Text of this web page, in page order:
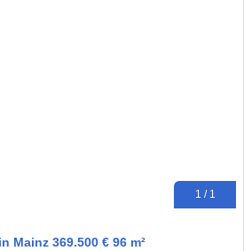
1 / 1
Mainz 369.500 € 96 m²